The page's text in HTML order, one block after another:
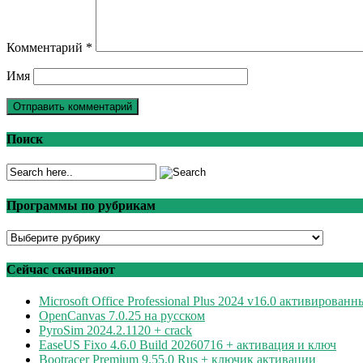
Комментарий *
Имя
Поиск
Программы по рубрикам
Программы
рубрикам
Сейчас скачивают
Microsoft Office Professional Plus 2024 v16.0
OpenCanvas 7.0.25 на русском
PyroSim 2024.2.1120 + crack
EaseUS Fixo 4.6.0 Build 20260716 + активация и ключ
Bootracer Premium 9.55.0 Rus + ключик активации